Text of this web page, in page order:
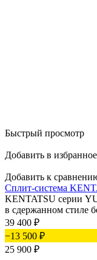
Быстрый просмотр
Добавить в избранное
Добавить к
Сплит-система
KENTATSU серии
в сдержанном стиле
39 400 ₽
−13 500 ₽
25 900 ₽